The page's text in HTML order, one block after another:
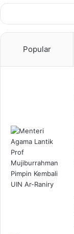
Popular